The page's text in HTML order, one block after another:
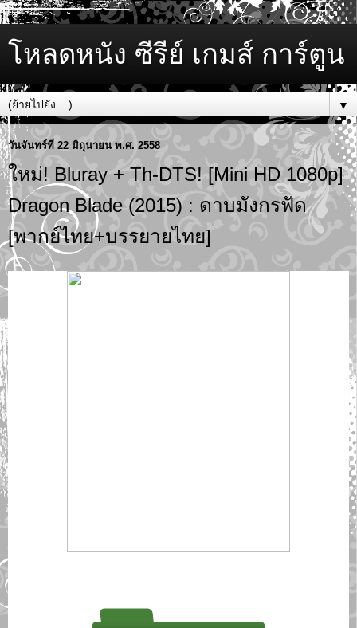
โหลดหนัง ซีรีย์ เกมส์ การ์ตูน
▼
วันจันทร์ที่ 22 มิถุนายน พ.ศ. 2558
ใหม่! Bluray + Th-DTS! [Mini HD 1080p]
Dragon Blade (2015) : ดาบมังกรฟัด
[พากย์ไทย+บรรยายไทย]